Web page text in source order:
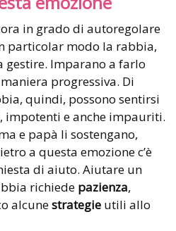
in grado di autoregolare
particolar modo la rabbia,
Imparano a farlo
progressiva. Di
quindi, possono sentirsi
e anche impauriti.
e papà li sostengano,
a questa emozione c’è
di aiuto. Aiutare un
richiede pazienza,
alcunestrategie utili allo